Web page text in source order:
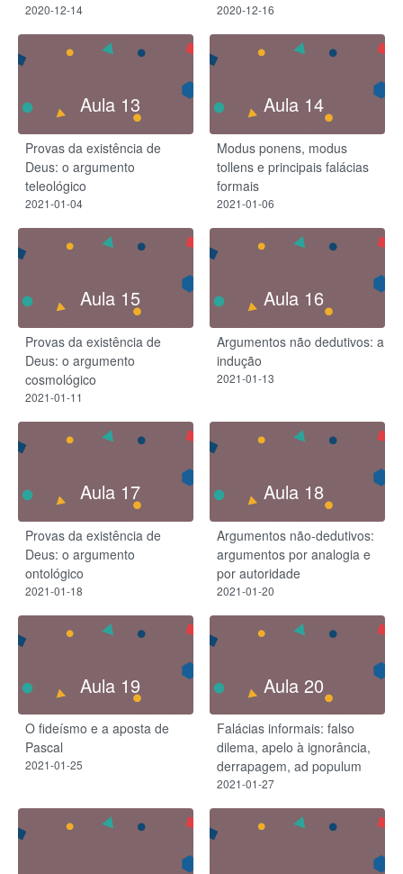
2020-12-14 2020-12-16
Aula 13
Provas da existência de
Deus: o argumento
teleológico
2021-01-04
Aula 14
Modus ponens, modus
tollens e principais falácias
formais
2021-01-06
Aula 15
Provas da existência de
Deus: o argumento
cosmológico
2021-01-11
Aula 16
Argumentos não dedutivos: a
indução
2021-01-13
Aula 17
Provas da existência de
Deus: o argumento
ontológico
2021-01-18
Aula 18
Argumentos não-dedutivos:
argumentos por analogia e
por autoridade
2021-01-20
Aula 19
O fideísmo e a aposta de
Pascal
2021-01-25
Aula 20
Falácias informais: falso
dilema, apelo à ignorância,
derrapagem, ad populum
2021-01-27